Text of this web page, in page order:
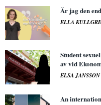
Är jag den
ELLA
Student
av vid
ELSA JANSSON
An